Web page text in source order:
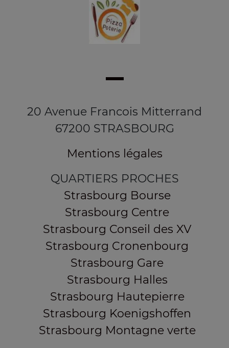
20 Avenue Francois Mitterrand
67200 STRASBOURG
Mentions légales
QUARTIERS PROCHES
Strasbourg Bourse
Strasbourg Centre
Strasbourg Conseil des XV
Strasbourg Cronenbourg
Strasbourg Gare
Strasbourg Halles
Strasbourg Hautepierre
Strasbourg Koenigshoffen
Strasbourg Montagne verte